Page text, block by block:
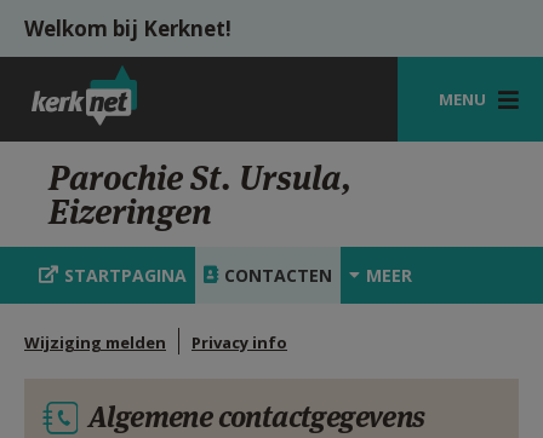
Overslaan en naar de inhoud gaan
Welkom bij Kerknet!
MENU
STARTPAGINA
KERK
VIERINGEN
HULP
Parochie St. Ursula,
Eizeringen
STARTPAGINA CONTACTEN MEER
Wijziging melden Privacy info
Algemene contactgegevens